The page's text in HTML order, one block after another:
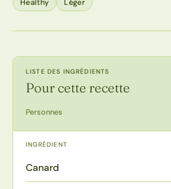
Healthy Léger
LISTE DES INGRÉDIENTS
Pour cette recette
Personnes
INGRÉDIENT
Canard